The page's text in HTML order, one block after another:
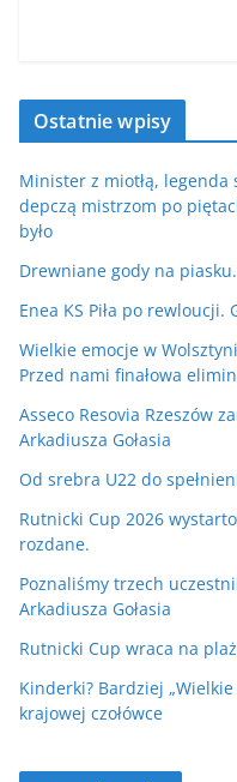
Ostatnie wpisy
Minister z miotłą,
depczą mistrzom po
było
Drewniane gody na
Enea KS Piła po
Wielkie emocje w
Przed nami finałowa
Asseco Resovia Rzeszów
Arkadiusza Gołasia
Od srebra U22 do
Rutnicki Cup 2026
rozdane.
Poznaliśmy trzech
Arkadiusza Gołasia
Rutnicki Cup wraca na
Kinderki? Bardziej
krajowej czołówce